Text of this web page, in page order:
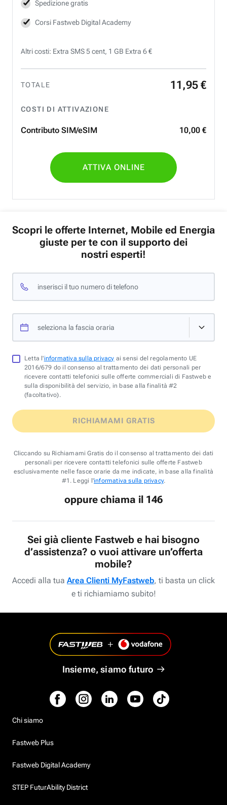
Spedizione gratis
Corsi Fastweb Digital Academy
Altri costi: Extra SMS 5 cent, 1 GB Extra 6 €
TOTALE 11 ,95 €
COSTI DI ATTIVAZIONE
Contributo SIM/eSIM 10,00 €
ATTIVA ONLINE
Scopri le offerte Internet, Mobile ed Energia
giuste per te con il supporto dei
nostri esperti!
inserisci il tuo numero di telefono
seleziona la fascia oraria
Letta l'informativa sulla privacy ai sensi del regolamento UE
2016/679 do il consenso al trattamento dei dati personali per
ricevere contatti telefonici sulle offerte commerciali di Fastweb e
sulla disponibilità del servizio, in base alla finalità #2
(facoltativo).
RICHIAMAMI GRATIS
Cliccando su Richiamami Gratis do il consenso al trattamento dei dati
personali per ricevere contatti telefonici sulle offerte Fastweb
esclusivamente nelle fasce orarie da me indicate, in base alla finalità
#1. Leggi l'informativa sulla privacy.
oppure chiama il 146
Sei già cliente Fastweb e hai bisogno
d’assistenza? o vuoi attivare un’offerta
mobile?
Accedi alla tua Area Clienti MyFastweb, ti basta un click
e ti richiamiamo subito!
Insieme, siamo futuro
Chi siamo
Fastweb Plus
Fastweb Digital Academy
STEP FuturAbility District